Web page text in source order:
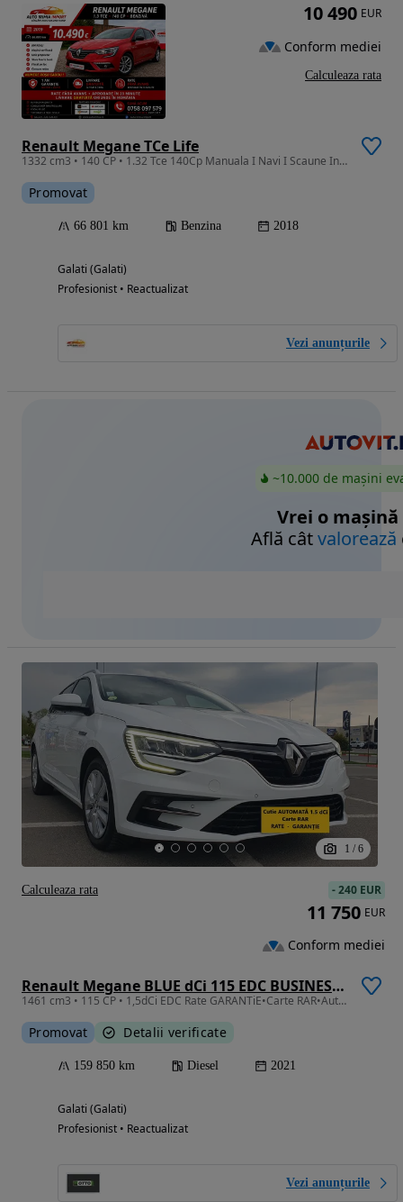
Renault Megane TCe Life
1332 cm3 • 140 CP • 1.32 Tce 140Cp Manuala I Navi I Scaune Incalzite I 66.800 Km Reali
Promovat
66 801 km Benzina 2018
Galati (Galati)
Profesionist • Reactualizat
Vezi anunțurile
10 490 EUR
Conform mediei
Calculeaza rata
~10.000 de mașini
Vrei o mașină
Află câtvalorează
1 / 6
Renault Megane BLUE dCi 115 EDC BUSINESS EDITION
1461 cm3 • 115 CP • 1,5dCi EDC Rate GARANTiE•Carte RAR•Automata 2021 Faruri LED PureVision
Promovat Detalii verificate
159 850 km Diesel 2021
Galati (Galati)
Profesionist • Reactualizat
Vezi anunțurile
-240 EUR
11 750 EUR
Conform mediei
Calculeaza rata